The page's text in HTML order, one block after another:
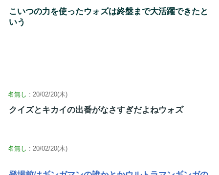
こいつの力を使ったウォズは終盤まで大活躍できたと
いう
名無し : 20/02/20(木)
クイズとキカイの出番がなさすぎだよねウォズ
名無し : 20/02/20(木)